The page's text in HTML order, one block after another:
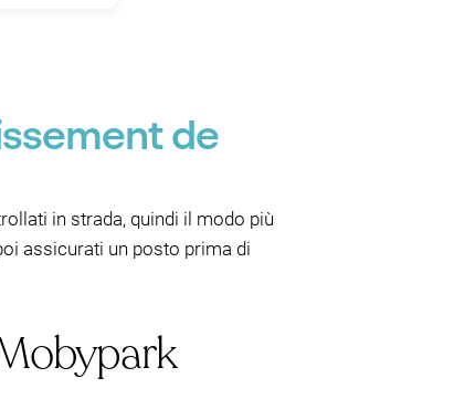
de
in strada, quindi il modo più
assicurati un posto prima di